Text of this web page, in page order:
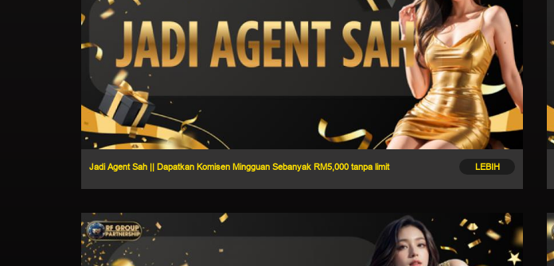
Jadi Agent Sah || Dapatkan Komisen Mingguan Sebanyak RM5,000 tanpa limit LEBIH